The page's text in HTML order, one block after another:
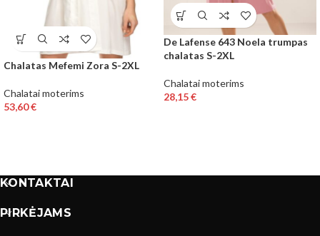
Chalatas Mefemi Zora S-2XL
Chalatai moterims
53,60€
De Lafense 643 Noela trumpas
chalatas S-2XL
Chalatai moterims
28,15€
KONTAKTAI
PIRKĖJAMS